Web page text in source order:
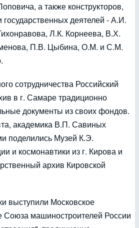
а также конструкторов,
деятелей - А.И.
Л.К. Корнеева, В.Х.
П.В. Цыбина, О.М. и С.М.
сотрудничества Российский
в г. Самаре традиционно
документы из своих фондов.
академика В.П. Савиных
поделились Музей К.Э.
и космонавтики из г. Кирова и
архив Кировской
выступили Московское
Союза машиностроителей России